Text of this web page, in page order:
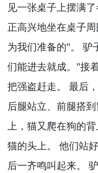
见一张桌子上摆满
正高兴地坐在桌子周
为我们准备的"。
驴
们能进去就成。 "接
把强盗赶走。
最后，
后腿站立、前腿搭到
上， 猫又爬在狗的背
猫的头上。
他们站
后一齐鸣叫起来。